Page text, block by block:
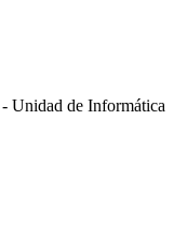
Unidad de Informática